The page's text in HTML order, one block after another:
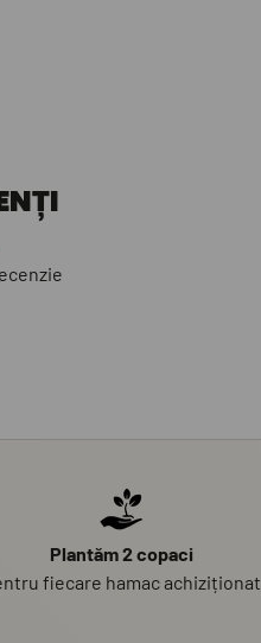
Plantăm 2 copaci
fiecare hamac achiziționat